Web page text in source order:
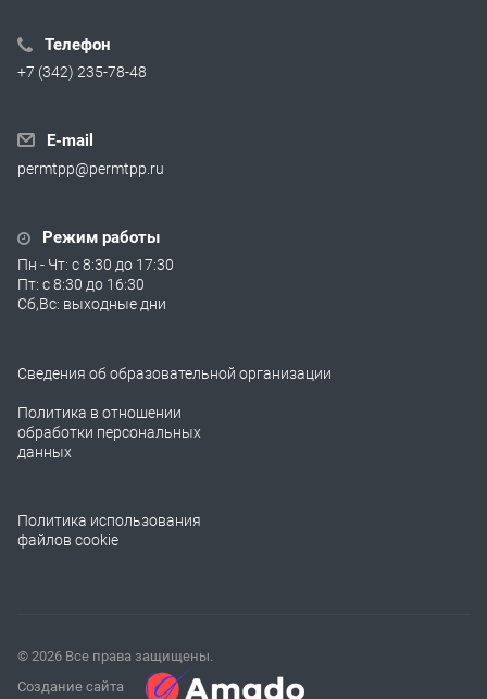
Телефон
+7 (342) 235-78-48
E-mail
permtpp@permtpp.ru
Режим работы
Пн - Чт: с 8:30 до 17:30
Пт: с 8:30 до 16:30
Сб,Вс: выходные дни
Сведения об образовательной организации
Политика в отношении
обработки персональных
данных
Политика использования
файлов cookie
© 2026 Все права защищены.
Создание сайта